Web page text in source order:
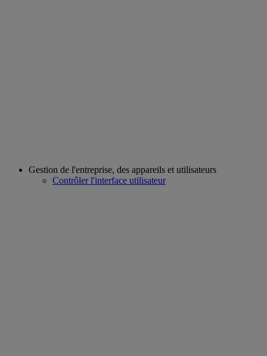
Gestion de l'entreprise, des appareils et utilisateurs
Contrôler l'interface utilisateur